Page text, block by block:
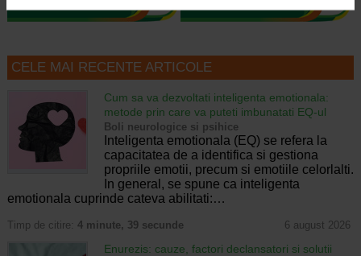
CELE MAI RECENTE ARTICOLE
Cum sa va dezvoltati inteligenta emotionala:
metode prin care va puteti imbunatati EQ-ul
Boli neurologice si psihice
Inteligenta emotionala (EQ) se refera la
capacitatea de a identifica si gestiona
propriile emotii, precum si emotiile celorlalti.
In general, se spune ca inteligenta
emotionala cuprinde cateva abilitati:…
Timp de citire: 4 minute, 39 secunde 6 august 2026
Enurezis: cauze, factori declansatori si solutii